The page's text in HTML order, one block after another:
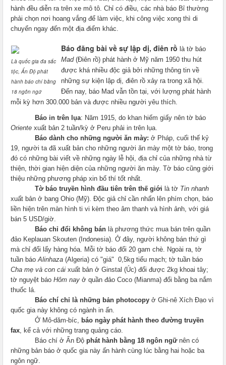
hành đều diễn ra trên xe mô tô. Chỉ có điều, các nhà báo Bỉ thường
phải chọn nơi hoang vắng để làm việc, khi công việc xong thì di
chuyển ngay đến một địa điểm khác.
Là quốc gia đa sắc
tộc, Ấn Độ phát
hành báo chí bằng
18 ngôn ngữ
Báo đăng bài về sự lập dị, điên rồ là tờ báo
Mad(Điên rồ) phát hành ở Mỹ năm 1950 thu hút
được khá nhiều độc giả bởi những thông tin về
những sự kiện lập dị, điên rồ xảy ra trong xã hội.
Đến nay, báo Mad vẫn tồn tại, với lượng phát hành
mỗi kỳ hơn 300.000 bản và được nhiều người yêu thích.
Báo in trên lụa: Năm 1915, do khan hiếm giấy nên tờ báo
Oriente xuất bản 2 tuần/kỳ ở Peru phải in trên lụa.
Báo dành cho những người ăn mày: ở Pháp, cuối thế kỷ
19, người ta đã xuất bản cho những người ăn mày một tờ báo, trong
đó có những bài viết về những ngày lễ hội, địa chỉ của những nhà từ
thiện, thời gian hiện diện của những người ăn mày. Tờ báo cũng giới
thiệu những phương pháp xin bố thí tốt nhất.
Tờ báo truyền hình đầu tiên trên thế giới là tờ Tin nhanh
xuất bản ở bang Ohio (Mỹ). Độc giả chỉ cần nhấn lên phím chọn, báo
liền hiện trên màn hình ti vi kèm theo âm thanh và hình ảnh, với giá
bán 5 USD/giờ.
Báo chỉ đổi không bán là phương thức mua bán trên quần
đảo Keplauan Skouten ( Indonesia). Ở đây, người không bán thứ gì
mà chỉ đổi lấy hàng hóa. Mỗi tờ báo đổi 20 gam chè. Ngoài ra, tờ
tuần báoAlinhaza (Algeria) có "giá" 0,5kg tiểu mạch; tờ tuần báo
Cha mẹ và con cái xuất bản ở Ginstal (Úc) đổi được 2kg khoai tây;
tờ nguyệt báo Hôm nay ở quần đảo Coco (Mianma) đổi bằng ba nắm
thuốc lá.
Báo chí chỉ là những bản photocopy ở Ghi-nê Xích Đạo vì
quốc gia này không có ngành in ấn.
Ở Mô-dăm-bíc, báo ngày phát hành theo đường truyền
fax, kể cả với những trang quảng cáo.
Báo chí ở Ấn Độ phát hành bằng 18 ngôn ngữnên có
những bản báo ở quốc gia này ấn hành cùng lúc bằng hai hoặc ba
ngôn ngữ.